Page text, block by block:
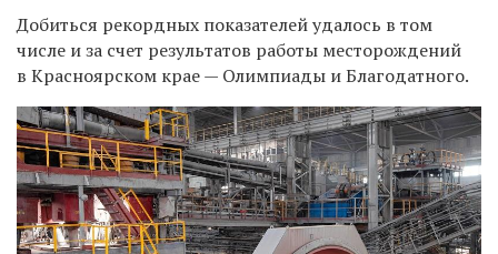
Добиться рекордных показателей удалось в том
числе и за счет результатов работы месторождений
в Красноярском крае — Олимпиады и Благодатного.